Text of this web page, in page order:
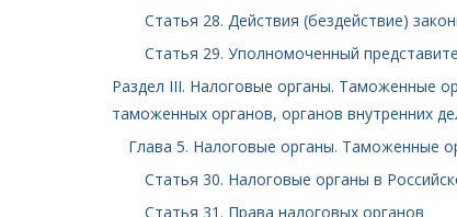
Статья 28. Действия (бездействие)
Статья 29. Уполномоченный
Раздел III. Налоговые органы. Таможенные
таможенных органов, органов внутренних
Глава 5. Налоговые органы. Таможенные
Статья 30. Налоговые органы в
Статья 31. Права налоговых органов